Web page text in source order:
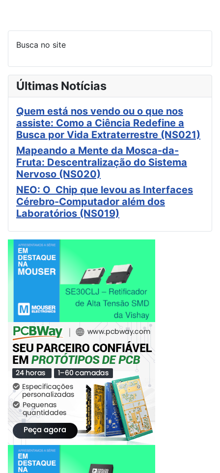
Busca no site
Últimas Notícias
Quem está nos vendo ou o que nos
assiste: Como a Ciência Redefine a
Busca por Vida Extraterrestre (NS021)
Mapeando a Mente da Mosca-da-
Fruta: Descentralização do Sistema
Nervoso (NS020)
NEO: O Chip que levou as Interfaces
Cérebro-Computador além dos
Laboratórios (NS019)